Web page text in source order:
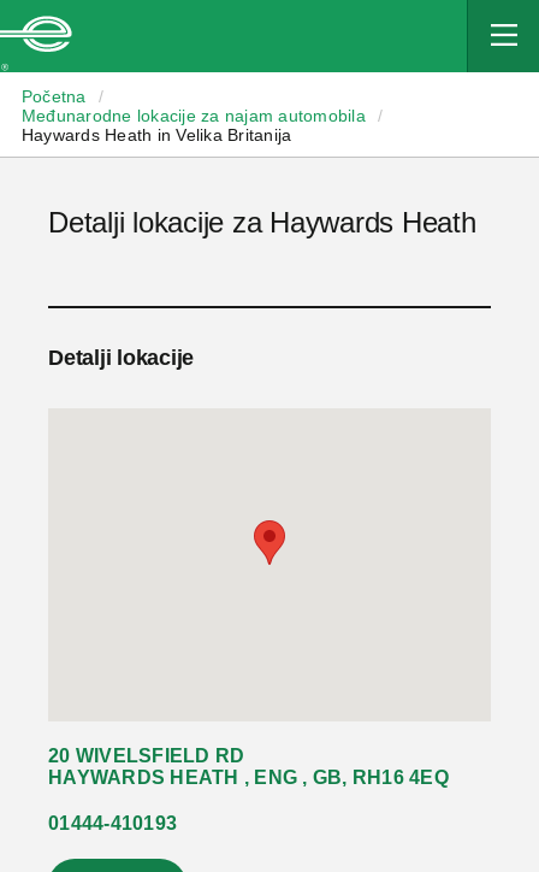
Početna
/
Međunarodne lokacije za najam automobila
/
Haywards Heath in Velika Britanija
Detalji lokacije za Haywards Heath
Detalji lokacije
20 WIVELSFIELD RD
HAYWARDS HEATH , ENG , GB, RH16 4EQ
01444-410193